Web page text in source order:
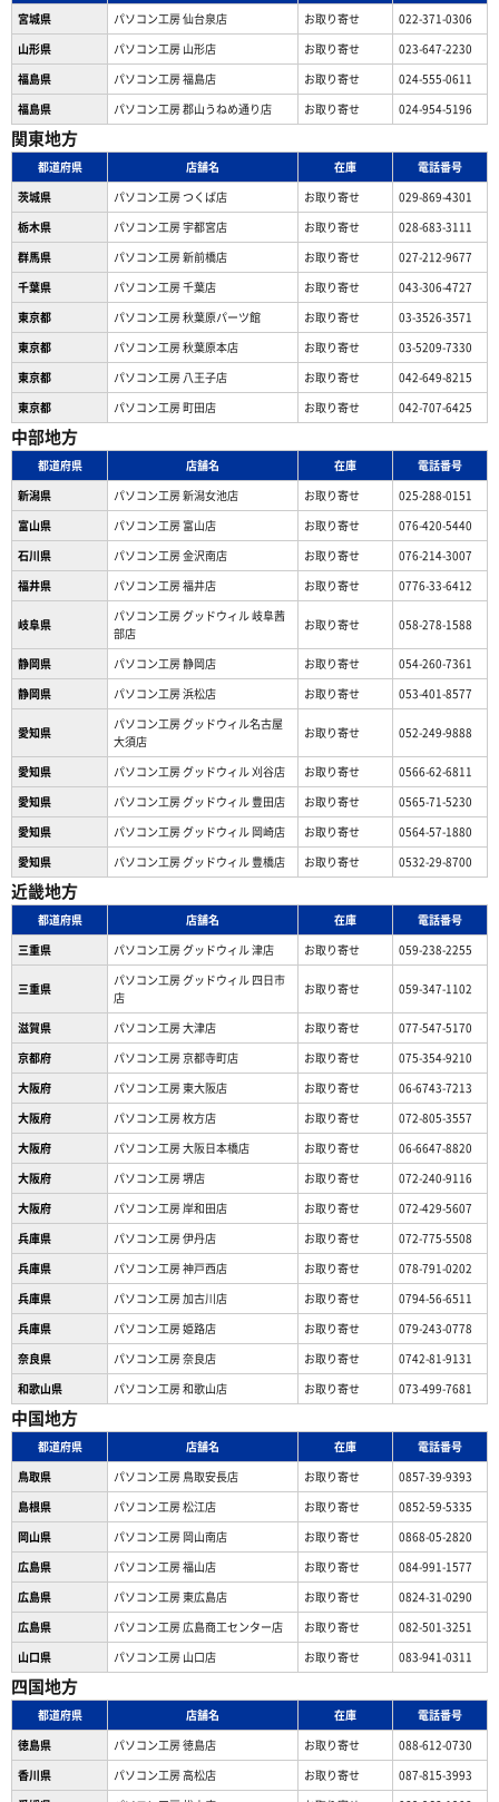
宮城県
パソコン工房 仙台泉店 お取り寄せ
022-371-0306
山形県
パソコン工房 山形店 お取り寄せ
023-647-2230
福島県
パソコン工房 福島店 お取り寄せ
024-555-0611
福島県
パソコン工房 郡山うねめ通り店 お取り寄せ 024-954-5196
関東地方
都道府県 店舗名 在庫
電話番号
茨城県
パソコン工房 つくば店 お取り寄せ
029-869-4301
栃木県
パソコン工房 宇都宮店 お取り寄せ
028-683-3111
群馬県
パソコン工房 新前橋店 お取り寄せ
027-212-9677
千葉県
パソコン工房 千葉店 お取り寄せ
043-306-4727
東京都
パソコン工房 秋葉原パーツ館 お取り寄せ
03-3526-3571
東京都
パソコン工房 秋葉原本店 お取り寄せ
03-5209-7330
東京都
パソコン工房 八王子店 お取り寄せ
042-649-8215
東京都
パソコン工房 町田店 お取り寄せ 042-707-6425
中部地方
都道府県 店舗名 在庫
電話番号
新潟県
パソコン工房 新潟女池店 お取り寄せ
025-288-0151
富山県
パソコン工房 富山店 お取り寄せ
076-420-5440
石川県
パソコン工房 金沢南店 お取り寄せ
076-214-3007
福井県
パソコン工房 福井店 お取り寄せ 0776-33-6412
岐阜県
パソコン工房 グッドウィル 岐阜茜
部店
お取り寄せ 058-278-1588
静岡県 パソコン工房 静岡店 お取り寄せ
054-260-7361
静岡県
パソコン工房 浜松店 お取り寄せ 053-401-8577
愛知県
パソコン工房 グッドウィル名古屋
大須店
お取り寄せ 052-249-9888
愛知県 パソコン工房 グッドウィル 刈谷店 お取り寄せ
0566-62-6811
愛知県
パソコン工房 グッドウィル 豊田店 お取り寄せ
0565-71-5230
愛知県
パソコン工房 グッドウィル 岡崎店 お取り寄せ
0564-57-1880
愛知県
パソコン工房 グッドウィル 豊橋店 お取り寄せ 0532-29-8700
近畿地方
都道府県 店舗名 在庫
電話番号
三重県
パソコン工房 グッドウィル 津店 お取り寄せ 059-238-2255
三重県
パソコン工房 グッドウィル 四日市
店
お取り寄せ 059-347-1102
滋賀県 パソコン工房 大津店 お取り寄せ
077-547-5170
京都府
パソコン工房 京都寺町店 お取り寄せ
075-354-9210
大阪府
パソコン工房 東大阪店 お取り寄せ
06-6743-7213
大阪府
パソコン工房 枚方店 お取り寄せ
072-805-3557
大阪府
パソコン工房 大阪日本橋店 お取り寄せ
06-6647-8820
大阪府
パソコン工房 堺店 お取り寄せ
072-240-9116
大阪府
パソコン工房 岸和田店 お取り寄せ
072-429-5607
兵庫県
パソコン工房 伊丹店 お取り寄せ
072-775-5508
兵庫県
パソコン工房 神戸西店 お取り寄せ
078-791-0202
兵庫県
パソコン工房 加古川店 お取り寄せ
0794-56-6511
兵庫県
パソコン工房 姫路店 お取り寄せ
079-243-0778
奈良県
パソコン工房 奈良店 お取り寄せ
0742-81-9131
和歌山県
パソコン工房 和歌山店 お取り寄せ 073-499-7681
中国地方
都道府県 店舗名 在庫
電話番号
鳥取県
パソコン工房 鳥取安長店 お取り寄せ
0857-39-9393
島根県
パソコン工房 松江店 お取り寄せ
0852-59-5335
岡山県
パソコン工房 岡山南店 お取り寄せ
0868-05-2820
広島県
パソコン工房 福山店 お取り寄せ
084-991-1577
広島県
パソコン工房 東広島店 お取り寄せ
0824-31-0290
広島県
パソコン工房 広島商工センター店 お取り寄せ
082-501-3251
山口県
パソコン工房 山口店 お取り寄せ 083-941-0311
四国地方
都道府県 店舗名 在庫
電話番号
徳島県
パソコン工房 徳島店 お取り寄せ
088-612-0730
香川県
パソコン工房 高松店 お取り寄せ
087-815-3993